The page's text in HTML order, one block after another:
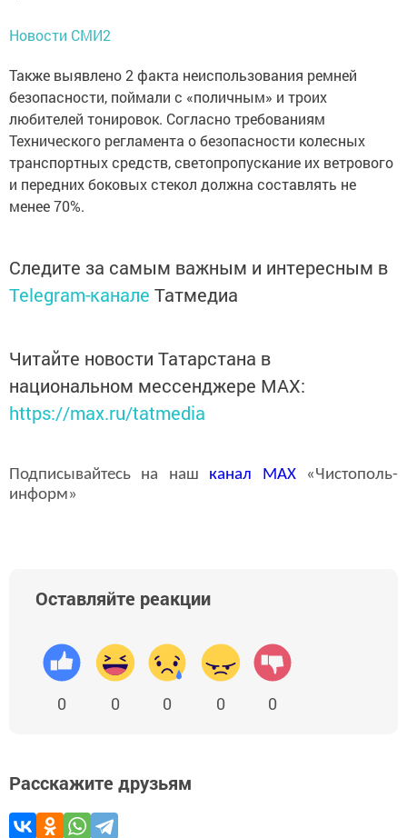
Новости СМИ2
Также выявлено 2 факта неиспользования ремней
безопасности, поймали с «поличным» и троих
любителей тонировок. Согласно требованиям
Технического регламента о безопасности колесных
транспортных средств, светопропускание их ветрового
и передних боковых стекол должна составлять не
менее 70%.
Следите за самым важным и интересным в
Telegram-канале Татмедиа
Читайте новости Татарстана в
национальном мессенджере MАХ:
https://max.ru/tatmedia
Подписывайтесь на наш канал MAX«Чистополь-
информ»
Оставляйте реакции
0 0 0 0 0
Расскажите друзьям